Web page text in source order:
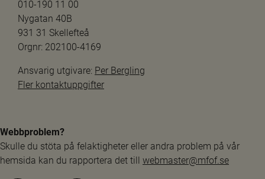
010-190 11 00
Nygatan 40B
931 31 Skellefteå
Orgnr: 202100-4169
Ansvarig utgivare: Per Bergling
Fler kontaktuppgifter
Webbproblem?
Skulle du stöta på felaktigheter eller andra problem på vår
hemsida kan du rapportera det till webmaster@mfof.se